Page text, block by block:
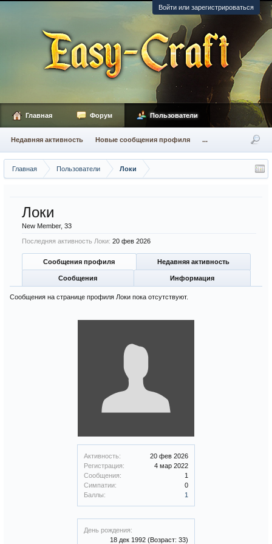
Войти или зарегистрироваться
Главная Пользователи Локи
Активность:
20 фев 2026
Регистрация:
4 мар 2022
Сообщения:
1
Симпатии:
0
Баллы:
1
День рождения:
18 дек 1992 (Возраст: 33)
Локи
New Member, 33
Последняя активность Локи: 20 фев 2026
Сообщения профиля Недавняя активность
Сообщения Информация
Сообщения на странице профиля Локи пока отсутствуют.
Главная Форум Пользователи
Недавняя активность Новые сообщения профиля ...